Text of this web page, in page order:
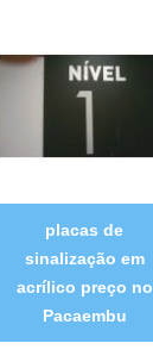
placas de
sinalização em
acrílico preço no
Pacaembu